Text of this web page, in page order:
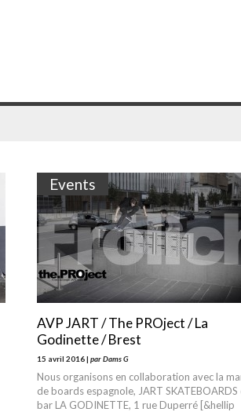
Events
AVP JART / The PROject / La
Godinette / Brest
15 avril 2016 | par Dams G
Nous organisons en collaboration avec la
de boards espagnole, JART SKATEBOARDS
bar LA GODINETTE, 1 rue Duperré [&hellip